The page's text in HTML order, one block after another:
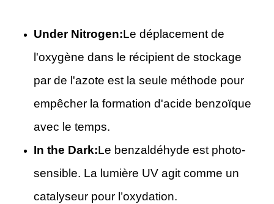
Under Nitrogen:Le déplacement de
l'oxygène dans le récipient de stockage
par de l'azote est la seule méthode pour
empêcher la formation d'acide benzoïque
avec le temps.
In the Dark:Le benzaldéhyde est photo-
sensible. La lumière UV agit comme un
catalyseur pour l’oxydation.